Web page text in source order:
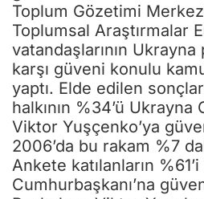
Toplum Gözetimi
Toplumsal Araştırmalar
vatandaşlarının Ukrayna
karşı güveni konulu
yaptı. Elde edilen
halkının %34’ü Ukrayna
Viktor Yuşçenko’ya
2006’da bu rakam %7
Ankete katılanların
Cumhurbaşkanı’na